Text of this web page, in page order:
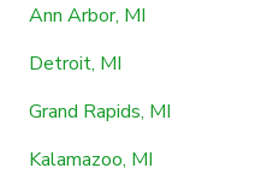
Ann Arbor, MI
Detroit, MI
Grand Rapids, MI
Kalamazoo, MI